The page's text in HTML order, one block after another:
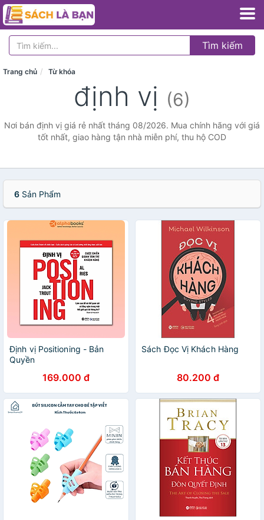
Tìm kiếm
Trang chủ Từ khóa
định vị (6)
Nơi bán định vị giá rẻ nhất tháng 08/2026. Mua chính hãng với giá
tốt nhất, giao hàng tận nhà miễn phí, thu hộ COD
6 Sản Phẩm
Định vị Positioning - Bản
Quyền
169.000 đ
Sách Đọc Vị Khách Hàng
80.200 đ